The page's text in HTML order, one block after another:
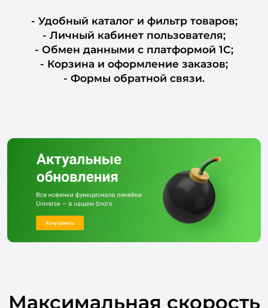
- Удобный каталог и фильтр товаров;
- Личный кабинет пользователя;
- Обмен данными с платформой 1С;
- Корзина и оформление заказов;
- Формы обратной связи.
Максимальная скорость